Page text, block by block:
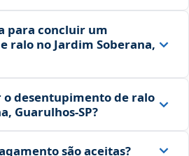
para concluir um
ralo no Jardim Soberana,
o desentupimento de ralo
Guarulhos‑SP?
são aceitas?